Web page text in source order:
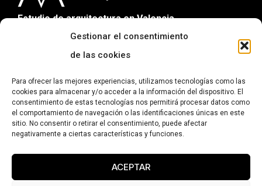
Gestionar el consentimiento
de las cookies
Para ofrecer las mejores experiencias, utilizamos tecnologías como las
cookies para almacenar y/o acceder a la información del dispositivo. El
consentimiento de estas tecnologías nos permitirá procesar datos como
el comportamiento de navegación o las identificaciones únicas en este
sitio. No consentir o retirar el consentimiento, puede afectar
negativamente a ciertas características y funciones.
ACEPTAR
Estudio de arquitectura en Valencia.
C/ Sorní 11, Bajo interior. 46004 Valencia
676 10 44 12
info@alfaroarquitectos.com
Aviso legal